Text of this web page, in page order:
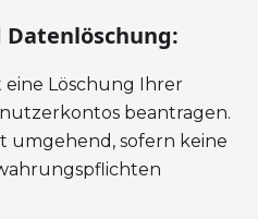
eine Löschung Ihrer
beantragen.
umgehend, sofern keine